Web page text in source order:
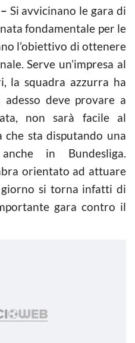
Si avvicinano le gara di
fondamentale per le
l’obiettivo di ottenere
Serve un’impresa al
la squadra azzurra ha
deve provare a
non sarà facile al
sta disputando una
in Bundesliga.
orientato ad attuare
si torna infatti di
gara contro il